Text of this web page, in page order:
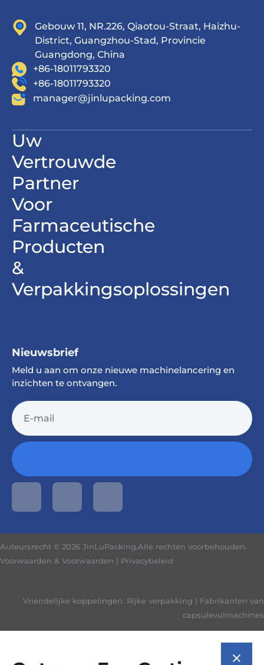
Gebouw 11, NR.226, Qiaotou-Straat, Haizhu-
District, Guangzhou-Stad, Provincie
Guangdong, China
+86-18011793320
+86-18011793320
manager@jinlupacking.com
Uw
Vertrouwde
Partner
Voor
Farmaceutische
Producten
&
Verpakkingsoplossingen
Nieuwsbrief
Meld u aan om onze nieuwe machinelancering en
inzichten te ontvangen.
Auteursrecht © 2026 JinLuPacking.Alle rechten voorbehouden.
Voorwaarden & Voorwaarden | Privacybeleid
Vriendelijke koppelingen: Rijke verpakking | Fabrikanten van
capsulevulmachines